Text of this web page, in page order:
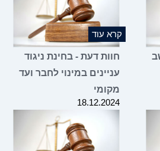
קרא עוד
חוות דעת - בחינת ניגוד
עניינים במינוי לחבר ועד
מקומי
18.12.2024